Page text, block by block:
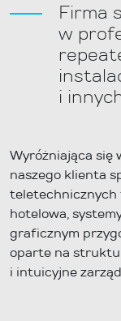
Firma
w
i
Wyróżniająca się
naszego klienta
teletechnicznych
hotelowa,
graficznym
oparte na
i intuicyjne